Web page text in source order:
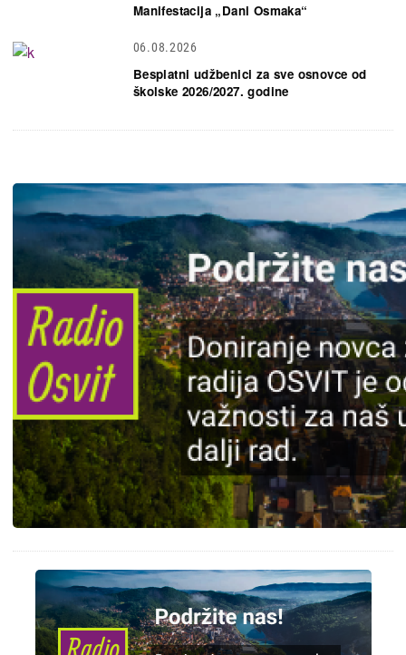
Manifestacija „Dani Osmaka“
06.08.2026
Besplatni udžbenici za sve osnovce od
školske 2026/2027. godine
Slika